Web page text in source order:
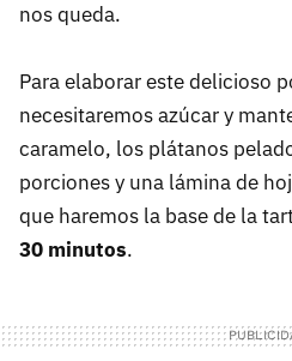
nos queda.
Para elaborar este delicioso
necesitaremos azúcar y
caramelo, los plátanos
porciones y una lámina de
que haremos la base de la
30 minutos.